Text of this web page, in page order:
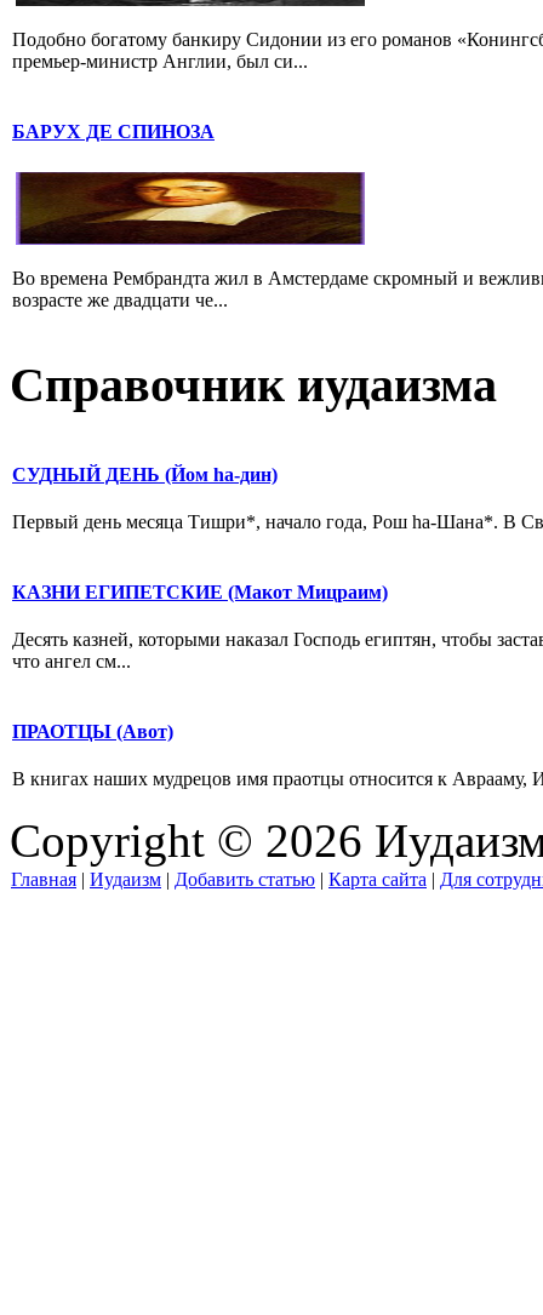
Подобно богатому банкиру Сидонии из его романов
премьер-министр Англии, был си...
БАРУХ ДЕ СПИНОЗА
Во времена Рембрандта жил в Амстердаме скромный и
возрасте же двадцати че...
Справочник иудаизма
СУДНЫЙ ДЕНЬ (Йом hа-дин)
Первый день месяца Тишри*, начало года, Рош hа-Шана*. В
КАЗНИ ЕГИПЕТСКИЕ (Макот Мицраим)
Десять казней, которыми наказал Господь египтян, чтобы
что ангел см...
ПРАОТЦЫ (Авот)
В книгах наших мудрецов имя праотцы относится к
Copyright © 2026
Главная | Иудаизм | Добавить статью | Карта сайта | Для